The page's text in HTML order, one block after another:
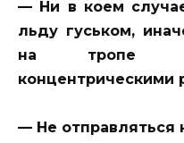
— Ни в коем
льду гуськом,
на тропе
концентрическими
— Не отправляться